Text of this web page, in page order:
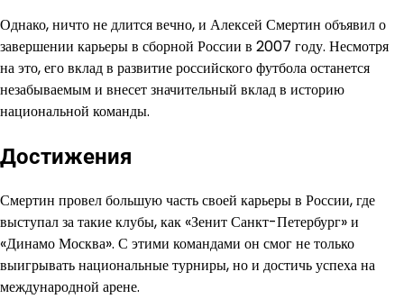
Однако, ничто не длится вечно, и Алексей Смертин объявил о
завершении карьеры в сборной России в 2007 году. Несмотря
на это, его вклад в развитие российского футбола останется
незабываемым и внесет значительный вклад в историю
национальной команды.
Достижения
Смертин провел большую часть своей карьеры в России, где
выступал за такие клубы, как «Зенит Санкт-Петербург» и
«Динамо Москва». С этими командами он смог не только
выигрывать национальные турниры, но и достичь успеха на
международной арене.